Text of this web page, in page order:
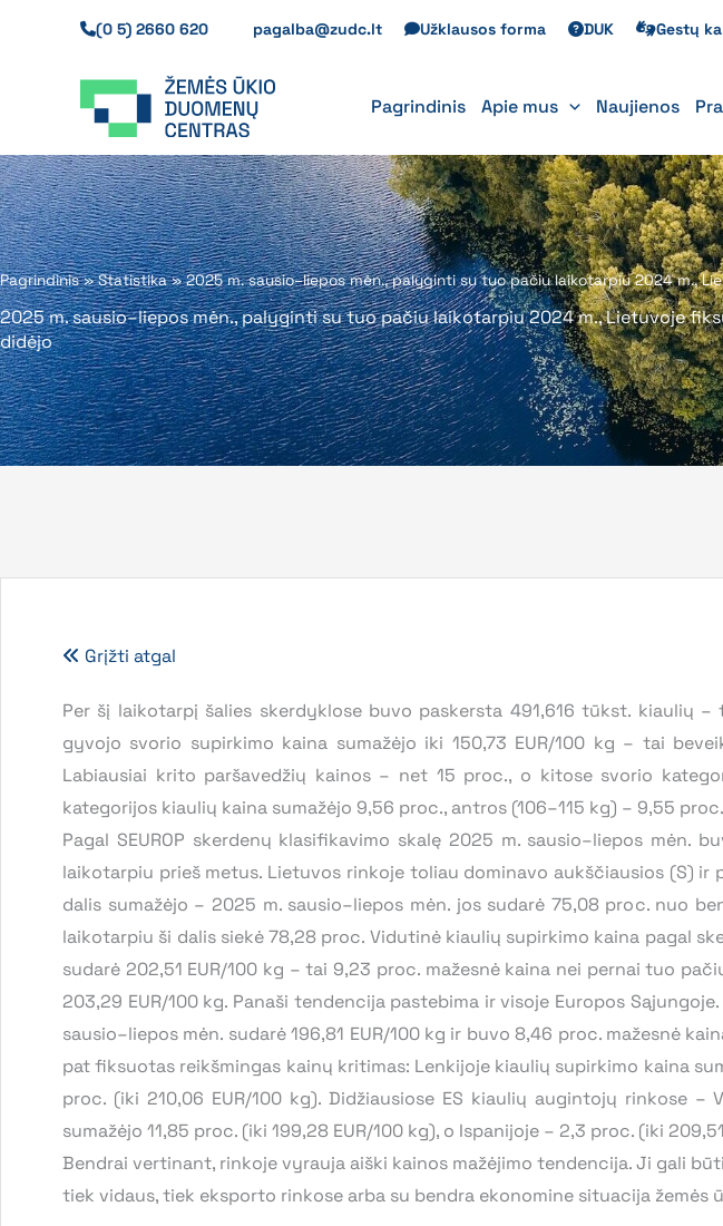
(0 5) 2660 620 pagalba@zudc.lt Užklausos forma DUK Gestų
Pagrindinis Apie mus Naujienos
Pagrindinis»Statistika»2025 m. sausio–liepos mėn., palyginti su tuo pačiu laikotarpiu 2024 m.,
2025 m. sausio–liepos mėn., palyginti su tuo pačiu laikotarpiu 2024 m., Lietuvoje
didėjo
Grįžti atgal
Per šį laikotarpį šalies skerdyklose buvo paskersta 491,616 tūkst. kiaulių
gyvojo svorio supirkimo kaina sumažėjo iki 150,73 EUR/100 kg – tai
Labiausiai krito paršavedžių kainos – net 15 proc., o kitose svorio
kategorijos kiaulių kaina sumažėjo 9,56 proc., antros (106–115 kg) – 9,55
Pagal SEUROP skerdenų klasifikavimo skalę 2025 m. sausio–liepos
laikotarpiu prieš metus. Lietuvos rinkoje toliau dominavo aukščiausios (S)
dalis sumažėjo – 2025 m. sausio–liepos mėn. jos sudarė 75,08 proc. nuo
laikotarpiu ši dalis siekė 78,28 proc. Vidutinė kiaulių supirkimo kaina pagal
sudarė 202,51 EUR/100 kg – tai 9,23 proc. mažesnė kaina nei pernai tuo
203,29 EUR/100 kg. Panaši tendencija pastebima ir visoje Europos
sausio–liepos mėn. sudarė 196,81 EUR/100 kg ir buvo 8,46 proc. mažesnė
pat fiksuotas reikšmingas kainų kritimas: Lenkijoje kiaulių supirkimo kaina
proc. (iki 210,06 EUR/100 kg). Didžiausiose ES kiaulių augintojų rinkose
sumažėjo 11,85 proc. (iki 199,28 EUR/100 kg), o Ispanijoje – 2,3 proc. (iki
Bendrai vertinant, rinkoje vyrauja aiški kainos mažėjimo tendencija. Ji gali
tiek vidaus, tiek eksporto rinkose arba su bendra ekonomine situacija žemės